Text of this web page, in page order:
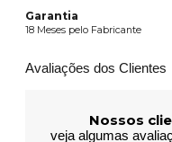
Garantia
18 Meses pelo Fabricante
Avaliações dos Clientes
Nossos
veja algumas